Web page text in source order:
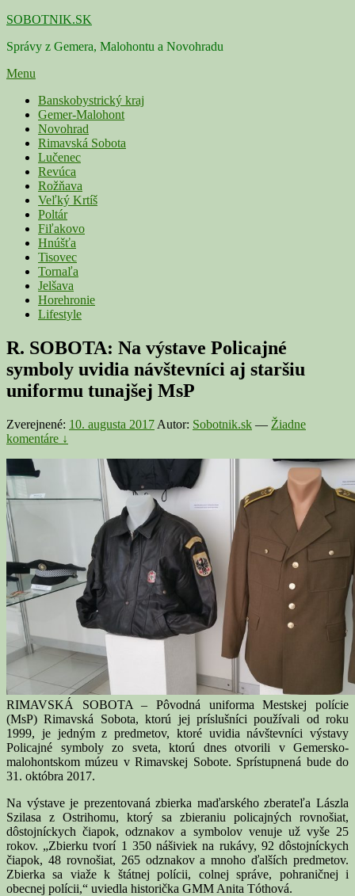
Skip
content
SOBOTNIK.SK
Správy z Gemera, Malohontu a Novohradu
Menu
Primárne
menu
Banskobystrický kraj
Gemer-Malohont
Novohrad
Rimavská Sobota
Lučenec
Revúca
Rožňava
Veľký Krtíš
Poltár
Fiľakovo
Hnúšťa
Tisovec
Tornaľa
Jelšava
Horehronie
Lifestyle
R. SOBOTA: Na výstave Policajné
symboly uvidia návštevníci aj staršiu
uniformu tunajšej MsP
Zverejnené: 10. augusta 2017 Autor: Sobotnik.sk — Žiadne
komentáre ↓
RIMAVSKÁ SOBOTA – Pôvodná uniforma Mestskej polície
(MsP) Rimavská Sobota, ktorú jej príslušníci používali od roku
1999, je jedným z predmetov, ktoré uvidia návštevníci výstavy
Policajné symboly zo sveta, ktorú dnes otvorili v Gemersko-
malohontskom múzeu v Rimavskej Sobote. Sprístupnená bude do
31. októbra 2017.
Na výstave je prezentovaná zbierka maďarského zberateľa Lászla
Szilasa z Ostrihomu, ktorý sa zbieraniu policajných rovnošiat,
dôstojníckych čiapok, odznakov a symbolov venuje už vyše 25
rokov. „Zbierku tvorí 1 350 nášiviek na rukávy, 92 dôstojníckych
čiapok, 48 rovnošiat, 265 odznakov a mnoho ďalších predmetov.
Zbierka sa viaže k štátnej polícii, colnej správe, pohraničnej i
obecnej polícii,“ uviedla historička GMM Anita Tóthová.